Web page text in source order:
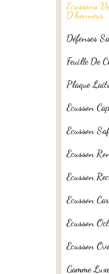
Ecussons
D'honneur
Défenses
Feuille De
Plaque
Ecusson
Ecusson
Ecusson
Ecusson
Ecusson
Ecusson
Ecusson
Gamme